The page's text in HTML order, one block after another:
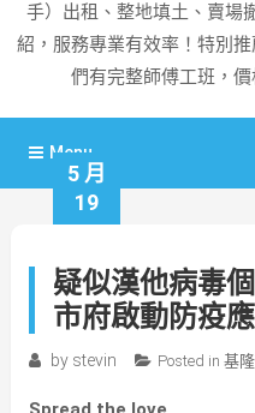
手）出租、整地填土、賣場
紹，服務專業有效率！特別
們有完整師傅工班，
Menu
5 月
19
疑似漢他病毒
市府啟動防疫
by stevin Posted in 基